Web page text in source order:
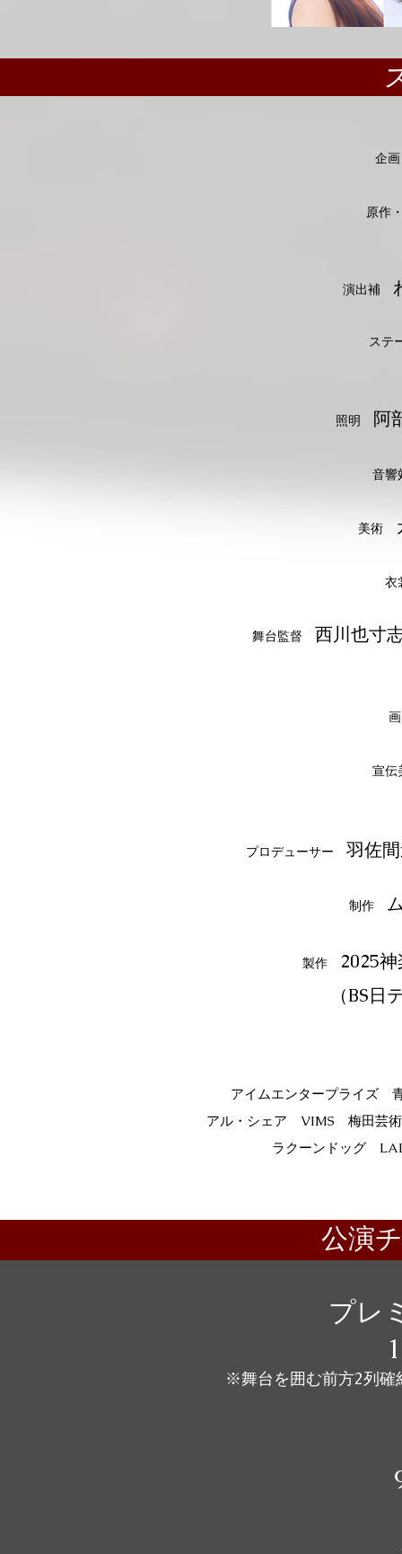
企
原作
演出補
ステ
照明 阿
音
美術
舞台監督 西川也寸
画
宣
プロデューサー 羽佐
制作
製作
2025
（BS日テ
アイムエンタープライズ
アル・シェア VIMS 梅田芸
ラクーンドッグ
公演
プレ
※舞台を囲む前方2列確